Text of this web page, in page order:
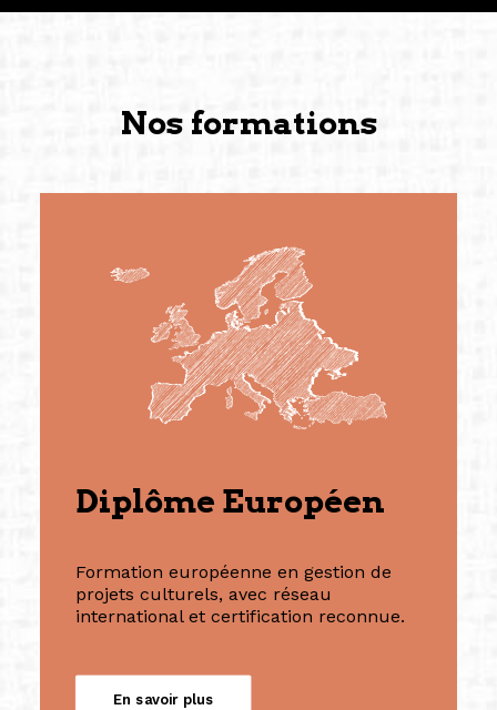
Nos formations
Diplôme Européen
Formation européenne en gestion de
projets culturels, avec réseau
international et certification reconnue.
En savoir plus